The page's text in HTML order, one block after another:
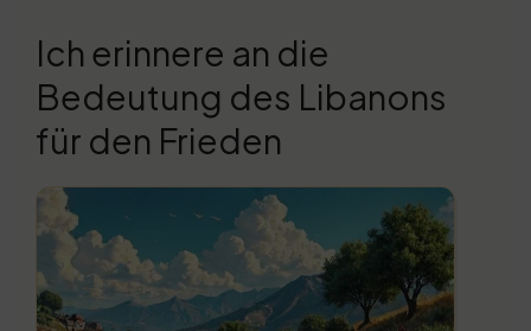
Ich erinnere an die
Bedeutung des Libanons
für den Frieden